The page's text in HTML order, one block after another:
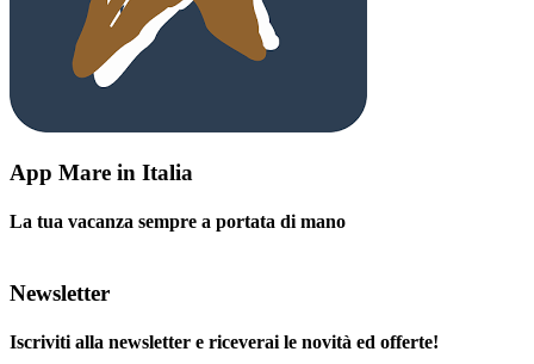
App Mare in Italia
La tua vacanza sempre a portata di mano
Newsletter
Iscriviti alla newsletter e riceverai le novità ed offerte!